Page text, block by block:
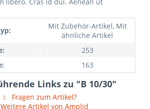
Mit Zubehör-Artikel, Mit
ähnliche Artikel
253
163
Links zu "B 10/30"
Fragen zum Artikel?
Weitere Artikel von Amplid